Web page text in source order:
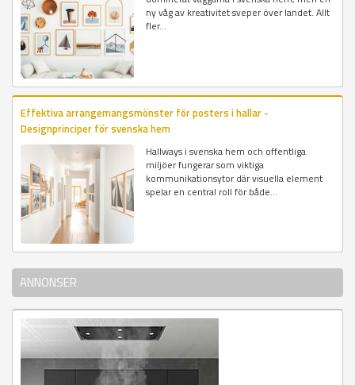
ny våg av kreativitet sveper över landet. Allt
fler...
Effektiva arrangemangsmönster för posters i hallar -
Designprinciper för svenska hem
Hallways i svenska hem och offentliga
miljöer fungerar som viktiga
kommunikationsytor där visuella element
spelar en central roll för både...
ANNONSER